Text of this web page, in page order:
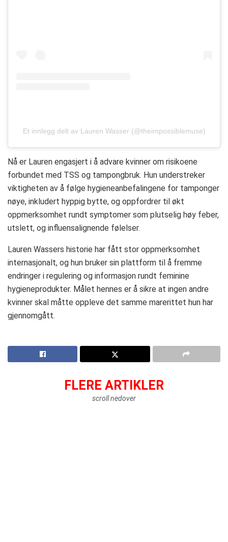
Et innlegg delt av Lauren Wasser (@theimpossiblemuse)
Nå er Lauren engasjert i å advare kvinner om risikoene
forbundet med TSS og tampongbruk. Hun understreker
viktigheten av å følge hygieneanbefalingene for tamponger
nøye, inkludert hyppig bytte, og oppfordrer til økt
oppmerksomhet rundt symptomer som plutselig høy feber,
utslett, og influensalignende følelser​.
Lauren Wassers historie har fått stor oppmerksomhet
internasjonalt, og hun bruker sin plattform til å fremme
endringer i regulering og informasjon rundt feminine
hygieneprodukter. Målet hennes er å sikre at ingen andre
kvinner skal måtte oppleve det samme marerittet hun har
gjennomgått.
FLERE ARTIKLER
scroll nedover